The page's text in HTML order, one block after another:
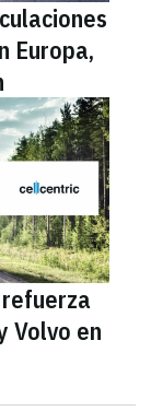
Europa,
Volvo en